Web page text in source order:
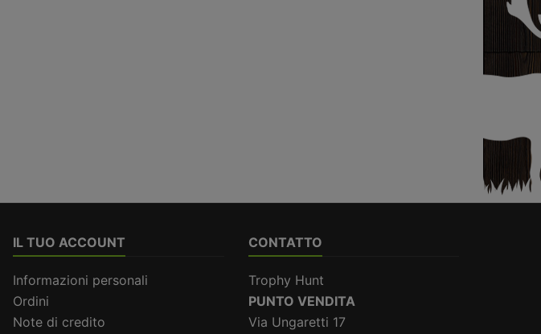
IL TUO ACCOUNT
Informazioni personali
Ordini
Note di credito
CONTATTO
Trophy Hunt
PUNTO VENDITA
Via Ungaretti 17